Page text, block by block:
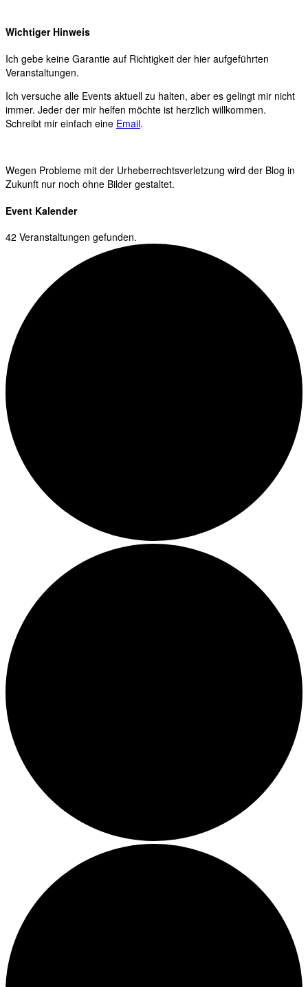
Wichtiger Hinweis
Ich gebe keine Garantie auf Richtigkeit der hier aufgeführten
Veranstaltungen.
Ich versuche alle Events aktuell zu halten, aber es gelingt mir nicht
immer. Jeder der mir helfen möchte ist herzlich willkommen.
Schreibt mir einfach eine Email.
Wegen Probleme mit der Urheberrechtsverletzung wird der Blog in
Zukunft nur noch ohne Bilder gestaltet.
Event Kalender
42 Veranstaltungen gefunden.